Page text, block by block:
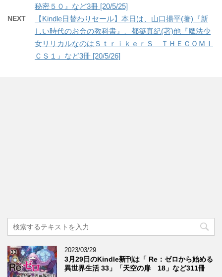
秘密５０』など3冊 [20/5/25]
NEXT
【Kindle日替わりセール】本日は、山口揚平(著)『新
しい時代のお金の教科書』、都築真紀(著)他『魔法少
女リリカルなのはＳｔｒｉｋｅｒＳ ＴＨＥＣＯＭＩ
ＣＳ１』など3冊 [20/5/26]
2023/03/29
3月29日のKindle新刊は「 Re：ゼロから始める
異世界生活 33」「天空の扉 18」など311冊